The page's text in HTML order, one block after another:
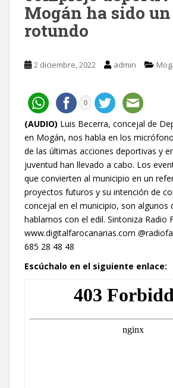
Mogán ha sido
rotundo
2 diciembre, 2022 admin
0
(AUDIO) Luis Becerra, concejal de
en Mogán, nos habla en los
de las últimas acciones deportivas y
juventud han llevado a cabo. Los
que convierten al municipio en un
proyectos futuros y su intención de
concejal en el municipio, son algunos
hablamos con el edil. Sintoniza Radio
www.digitalfarocanarias.com
685 28 48 48
Escúchalo en el siguiente enlace: